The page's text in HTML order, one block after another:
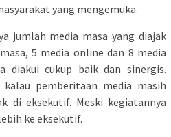
yang mengemuka.
jumlah media masa yang diajak
5 media online dan 8 media
diakui cukup baik dan sinergis.
pemberitaan media masih
di eksekutif. Meski kegiatannya
ke eksekutif.